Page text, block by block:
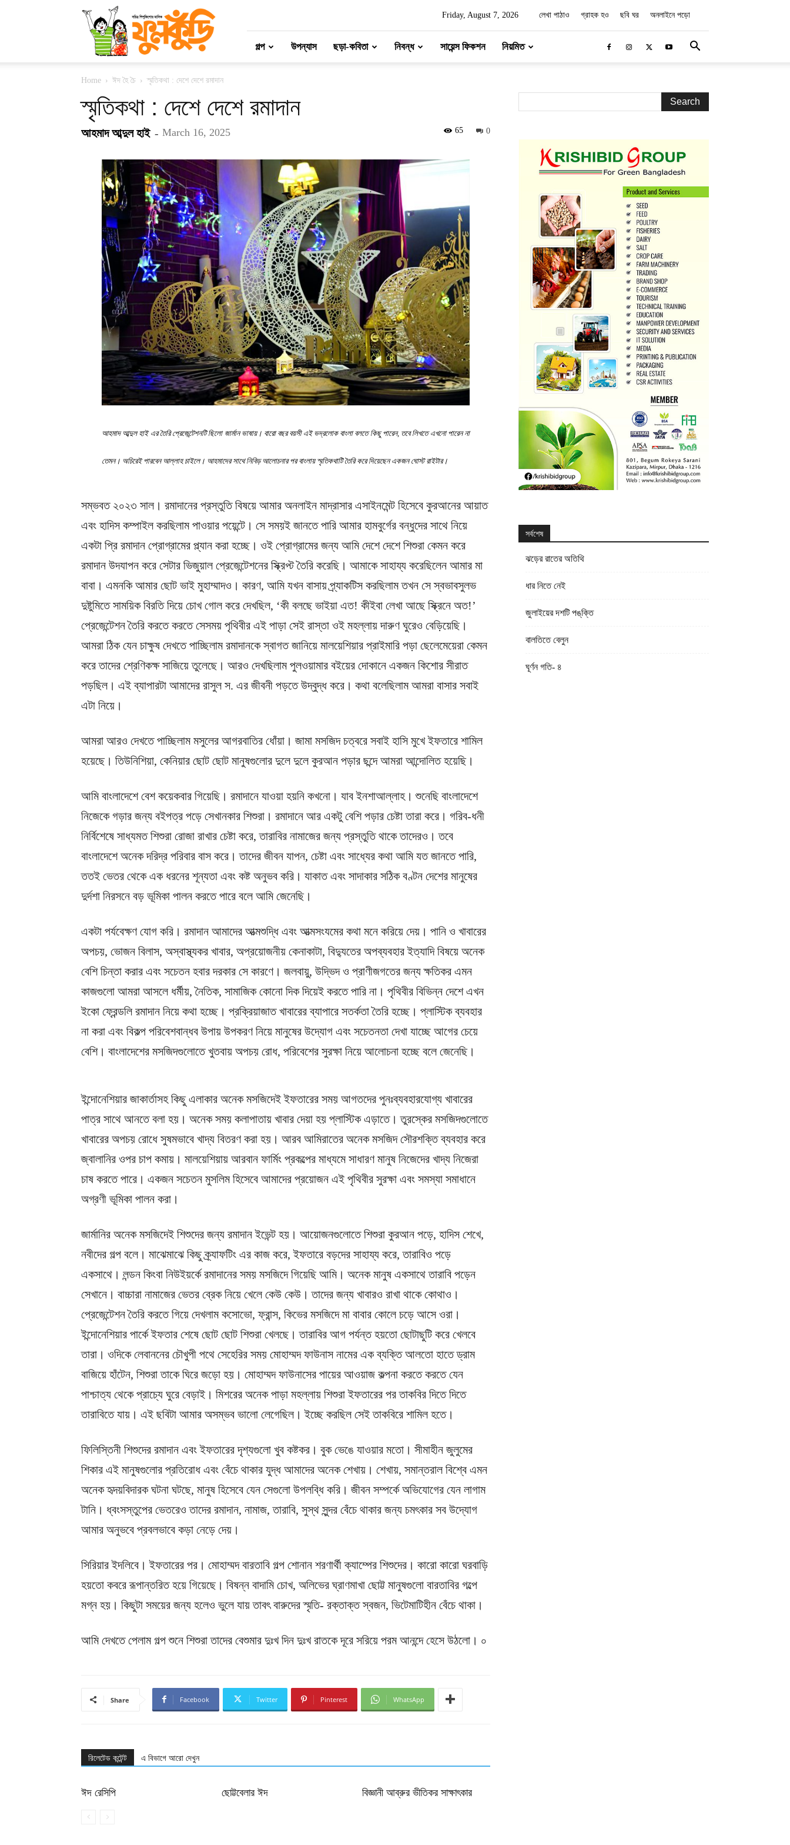
মাসিক
ফুলকুঁড়ি
Friday, August 7, 2026 লেখা পাঠাও গ্রাহক হও ছবি ঘর অনলাইনে পড়ো
গল্প উপন্যাস ছড়া-কবিতা নিবন্ধ সায়েন্স ফিকশন নিয়মিত
Home ঈদ হৈ চৈ স্মৃতিকথা : দেশে দেশে রমাদান
স্মৃতিকথা : দেশে দেশে রমাদান
আহমাদ আব্দুল হাই - March 16, 2025 0
65
আহমাদ আব্দুল হাই এর তৈরি প্রেজেন্টেশনটি ছিলো জার্মান ভাষায়। বারো বছর বয়সী এই ভদ্রলোক বাংলা বলতে কিছু পারেন, তবে লিখতে এখনো পারেন না
তেমন। অচিরেই পারবেন আল্লাহ চাইলে। আহমাদের সাথে নিবিড় আলোচনার পর বাংলায় স্মৃতিকথাটি তৈরি করে দিয়েছেন একজন ঘোস্ট রাইটার।
সম্ভবত ২০২৩ সাল। রমাদানের প্রস্তুতি বিষয়ে আমার অনলাইন মাদ্রাসার এসাইনমেন্ট হিসেবে কুরআনের আয়াত
এবং হাদিস কম্পাইল করছিলাম পাওয়ার পয়েন্টে। সে সময়ই জানতে পারি আমার হামবুর্গের বন্ধুদের সাথে নিয়ে
একটা প্রি রমাদান প্রোগ্রামের প্ল্যান করা হচ্ছে। ওই প্রোগ্রামের জন্য আমি দেশে দেশে শিশুরা কেমন করে
রমাদান উদযাপন করে সেটার ভিজুয়াল প্রেজেন্টেশনের স্ক্রিপ্ট তৈরি করেছি। আমাকে সাহায্য করেছিলেন আমার মা
বাবা। এমনকি আমার ছোট ভাই মুহাম্মাদও। কারণ, আমি যখন বাসায় প্র্যাকটিস করছিলাম তখন সে স্বভাবসুলভ
দুষ্টুমিতে সাময়িক বিরতি দিয়ে চোখ গোল করে দেখছিল, ‘কী বলছে ভাইয়া এত! কীইবা লেখা আছে স্ক্রিনে অত!’
প্রেজেন্টেশন তৈরি করতে করতে সেসময় পৃথিবীর এই পাড়া সেই রাস্তা ওই মহল্লায় দারুণ ঘুরেও বেড়িয়েছি।
আমরা ঠিক যেন চাক্ষুষ দেখতে পাচ্ছিলাম রমাদানকে স্বাগত জানিয়ে মালয়েশিয়ার প্রাইমারি পড়া ছেলেমেয়েরা কেমন
করে তাদের শ্রেণিকক্ষ সাজিয়ে তুলেছে। আরও দেখছিলাম পুলওয়ামার বইয়ের দোকানে একজন কিশোর সীরাত
পড়ছিল। এই ব্যাপারটা আমাদের রাসুল স. এর জীবনী পড়তে উদ্বুদ্ধ করে। কথা বলেছিলাম আমরা বাসার সবাই
এটা নিয়ে।
আমরা আরও দেখতে পাচ্ছিলাম মসুলের আগরবাতির ধোঁয়া। জামা মসজিদ চত্বরে সবাই হাসি মুখে ইফতারে শামিল
হয়েছে। তিউনিশিয়া, কেনিয়ার ছোট ছোট মানুষগুলোর দুলে দুলে কুরআন পড়ার ছন্দে আমরা আন্দোলিত হয়েছি।
আমি বাংলাদেশে বেশ কয়েকবার গিয়েছি। রমাদানে যাওয়া হয়নি কখনো। যাব ইনশাআল্লাহ। শুনেছি বাংলাদেশে
নিজেকে গড়ার জন্য বইপত্র পড়ে সেখানকার শিশুরা। রমাদানে আর একটু বেশি পড়ার চেষ্টা তারা করে। গরিব-ধনী
নির্বিশেষে সাধ্যমত শিশুরা রোজা রাখার চেষ্টা করে, তারাবির নামাজের জন্য প্রস্তুতি থাকে তাদেরও। তবে
বাংলাদেশে অনেক দরিদ্র পরিবার বাস করে। তাদের জীবন যাপন, চেষ্টা এবং সাধ্যের কথা আমি যত জানতে পারি,
ততই ভেতর থেকে এক ধরনের শূন্যতা এবং কষ্ট অনুভব করি। যাকাত এবং সাদাকার সঠিক বণ্টন দেশের মানুষের
দুর্দশা নিরসনে বড় ভূমিকা পালন করতে পারে বলে আমি জেনেছি।
একটা পর্যবেক্ষণ যোগ করি। রমাদান আমাদের আত্মশুদ্ধি এবং আত্মসংযমের কথা মনে করিয়ে দেয়। পানি ও খাবারের
অপচয়, ভোজন বিলাস, অস্বাস্থ্যকর খাবার, অপ্রয়োজনীয় কেনাকাটা, বিদ্যুতের অপব্যবহার ইত্যাদি বিষয়ে অনেক
বেশি চিন্তা করার এবং সচেতন হবার দরকার সে কারণে। জলবায়ু, উদ্ভিদ ও প্রাণীজগতের জন্য ক্ষতিকর এমন
কাজগুলো আমরা আসলে ধর্মীয়, নৈতিক, সামাজিক কোনো দিক দিয়েই করতে পারি না। পৃথিবীর বিভিন্ন দেশে এখন
ইকো ফ্রেন্ডলি রমাদান নিয়ে কথা হচ্ছে। প্রক্রিয়াজাত খাবারের ব্যাপারে সতর্কতা তৈরি হচ্ছে। প্লাস্টিক ব্যবহার
না করা এবং বিকল্প পরিবেশবান্ধব উপায় উপকরণ নিয়ে মানুষের উদ্যোগ এবং সচেতনতা দেখা যাচ্ছে আগের চেয়ে
বেশি। বাংলাদেশের মসজিদগুলোতে খুতবায় অপচয় রোধ, পরিবেশের সুরক্ষা নিয়ে আলোচনা হচ্ছে বলে জেনেছি।
ইন্দোনেশিয়ার জাকার্তাসহ কিছু এলাকার অনেক মসজিদেই ইফতারের সময় আগতদের পুনঃব্যবহারযোগ্য খাবারের
পাত্র সাথে আনতে বলা হয়। অনেক সময় কলাপাতায় খাবার দেয়া হয় প্লাস্টিক এড়াতে। তুরস্কের মসজিদগুলোতে
খাবারের অপচয় রোধে সুষমভাবে খাদ্য বিতরণ করা হয়। আরব আমিরাতের অনেক মসজিদ সৌরশক্তি ব্যবহার করে
জ্বালানির ওপর চাপ কমায়। মালয়েশিয়ায় আরবান ফার্মিং প্রকল্পের মাধ্যমে সাধারণ মানুষ নিজেদের খাদ্য নিজেরা
চাষ করতে পারে। একজন সচেতন মুসলিম হিসেবে আমাদের প্রয়োজন এই পৃথিবীর সুরক্ষা এবং সমস্যা সমাধানে
অগ্রণী ভূমিকা পালন করা।
জার্মানির অনেক মসজিদেই শিশুদের জন্য রমাদান ইভেন্ট হয়। আয়োজনগুলোতে শিশুরা কুরআন পড়ে, হাদিস শেখে,
নবীদের গল্প বলে। মাঝেমাঝে কিছু ক্র্যাফটিং এর কাজ করে, ইফতারে বড়দের সাহায্য করে, তারাবিও পড়ে
একসাথে। লন্ডন কিংবা নিউইয়র্কে রমাদানের সময় মসজিদে গিয়েছি আমি। অনেক মানুষ একসাথে তারাবি পড়েন
সেখানে। বাচ্চারা নামাজের ভেতর ব্রেক নিয়ে খেলে কেউ কেউ। তাদের জন্য খাবারও রাখা থাকে কোথাও।
প্রেজেন্টেশন তৈরি করতে গিয়ে দেখলাম কসোভো, ফ্রান্স, কিভের মসজিদে মা বাবার কোলে চড়ে আসে ওরা।
ইন্দোনেশিয়ার পার্কে ইফতার শেষে ছোট ছোট শিশুরা খেলছে। তারাবির আগ পর্যন্ত হয়তো ছোটাছুটি করে খেলবে
তারা। ওদিকে লেবাননের চৌখুপী পথে সেহেরির সময় মোহাম্মদ ফাউনাস নামের এক ব্যক্তি আলতো হাতে ড্রাম
বাজিয়ে হাঁটেন, শিশুরা তাকে ঘিরে জড়ো হয়। মোহাম্মদ ফাউনাসের পায়ের আওয়াজ কল্পনা করতে করতে যেন
পাশ্চাত্য থেকে প্রাচ্যে ঘুরে বেড়াই। মিশরের অনেক পাড়া মহল্লায় শিশুরা ইফতারের পর তাকবির দিতে দিতে
তারাবিতে যায়। এই ছবিটা আমার অসম্ভব ভালো লেগেছিল। ইচ্ছে করছিল সেই তাকবিরে শামিল হতে।
ফিলিস্তিনী শিশুদের রমাদান এবং ইফতারের দৃশ্যগুলো খুব কষ্টকর। বুক ভেঙে যাওয়ার মতো। সীমাহীন জুলুমের
শিকার এই মানুষগুলোর প্রতিরোধ এবং বেঁচে থাকার যুদ্ধ আমাদের অনেক শেখায়। শেখায়, সমান্তরাল বিশ্বে এমন
অনেক হৃদয়বিদারক ঘটনা ঘটছে, মানুষ হিসেবে যেন সেগুলো উপলব্ধি করি। জীবন সম্পর্কে অভিযোগের যেন লাগাম
টানি। ধ্বংসস্তুপের ভেতরেও তাদের রমাদান, নামাজ, তারাবি, সুস্থ সুন্দর বেঁচে থাকার জন্য চমৎকার সব উদ্যোগ
আমার অনুভবে প্রবলভাবে কড়া নেড়ে দেয়।
সিরিয়ার ইদলিবে। ইফতারের পর। মোহাম্মদ বারতাবি গল্প শোনান শরণার্থী ক্যাম্পের শিশুদের। কারো কারো ঘরবাড়ি
হয়তো কবরে রূপান্তরিত হয়ে গিয়েছে। বিষন্ন বাদামি চোখ, অলিভের ঘ্রাণমাখা ছোট্ট মানুষগুলো বারতাবির গল্পে
মগ্ন হয়। কিছুটা সময়ের জন্য হলেও ভুলে যায় তাবৎ বারুদের স্মৃতি- রক্তাক্ত স্বজন, ভিটেমাটিহীন বেঁচে থাকা।
আমি দেখতে পেলাম গল্প শুনে শিশুরা তাদের বেশুমার দুঃখ দিন দুঃখ রাতকে দূরে সরিয়ে পরম আনন্দে হেসে উঠলো। ০
Share Facebook Twitter Pinterest WhatsApp
রিলেটেড কন্টেন্ট এ বিভাগে আরো দেখুন
ঈদ রেসিপি ছোট্টবেলার ঈদ বিজ্ঞানী আব্রুর ভীতিকর সাক্ষাৎকার
সর্বশেষ
ঝড়ের রাতের অতিথি
ধার নিতে নেই
জুলাইয়ের দশটি পঙ্‌ক্তি
বালতিতে বেলুন
ঘূর্ণন গতি- ৪